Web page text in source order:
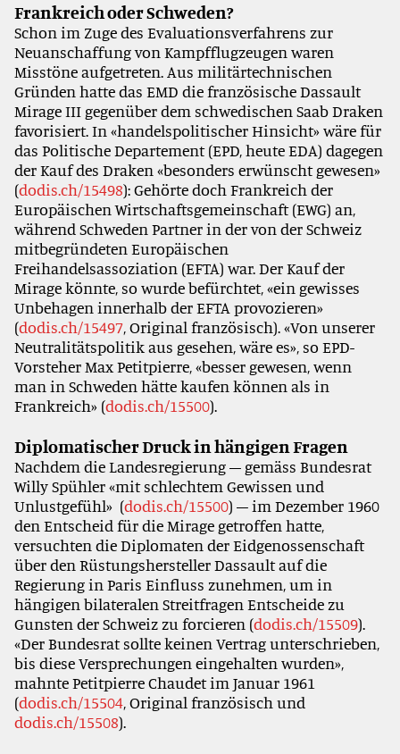
Frankreich oder Schweden?
Schon im Zuge des Evaluationsverfahrens zur
Neuanschaffung von Kampfflugzeugen waren
Misstöne aufgetreten. Aus militärtechnischen
Gründen hatte das EMD die französische Dassault
Mirage III gegenüber dem schwedischen Saab Draken
favorisiert. In «handelspolitischer Hinsicht» wäre für
das Politische Departement (EPD, heute EDA) dagegen
der Kauf des Draken «besonders erwünscht gewesen»
(dodis.ch/15498): Gehörte doch Frankreich der
Europäischen Wirtschaftsgemeinschaft (EWG) an,
während Schweden Partner in der von der Schweiz
mitbegründeten Europäischen
Freihandelsassoziation (EFTA) war. Der Kauf der
Mirage könnte, so wurde befürchtet, «ein gewisses
Unbehagen innerhalb der EFTA provozieren»
(dodis.ch/15497, Original französisch). «Von unserer
Neutralitätspolitik aus gesehen, wäre es», so EPD-
Vorsteher Max Petitpierre, «besser gewesen, wenn
man in Schweden hätte kaufen können als in
Frankreich» (dodis.ch/15500).
Diplomatischer Druck in hängigen Fragen
Nachdem die Landesregierung – gemäss Bundesrat
Willy Spühler «mit schlechtem Gewissen und
Unlustgefühl» (dodis.ch/15500) – im Dezember 1960
den Entscheid für die Mirage getroffen hatte,
versuchten die Diplomaten der Eidgenossenschaft
über den Rüstungshersteller Dassault auf die
Regierung in Paris Einfluss zunehmen, um in
hängigen bilateralen Streitfragen Entscheide zu
Gunsten der Schweiz zu forcieren (dodis.ch/15509).
«Der Bundesrat sollte keinen Vertrag unterschrieben,
bis diese Versprechungen eingehalten wurden»,
mahnte Petitpierre Chaudet im Januar 1961
(dodis.ch/15504, Original französisch und
dodis.ch/15508).